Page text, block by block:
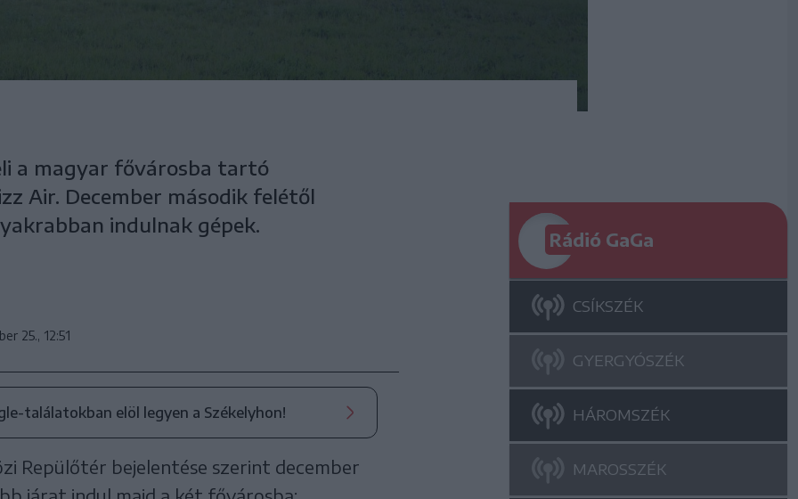
a magyar fővárosba tartó
Air. December második felétől
indulnak gépek.
25., 12:51
találatokban elöl legyen a Székelyhon!
Repülőtér bejelentése szerint december
Rádió GaGa
CSÍKSZÉK
GYERGYÓSZÉK
HÁROMSZÉK
MAROSSZÉK